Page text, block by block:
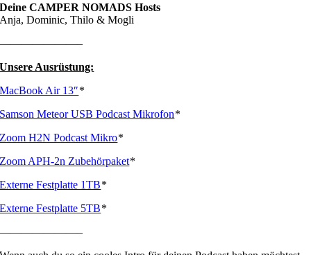
Deine CAMPER NOMADS Hosts
Anja, Dominic, Thilo & Mogli
———————–
Unsere Ausrüstung:
MacBook Air 13″*
Samson Meteor USB Podcast Mikrofon*
Zoom H2N Podcast Mikro*
Zoom APH-2n Zubehörpaket*
Externe Festplatte 1TB*
Externe Festplatte 5TB*
———————–